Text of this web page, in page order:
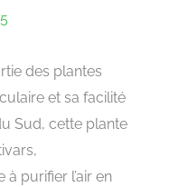
des plantes
et sa facilité
Sud, cette plante
purifier l’air en